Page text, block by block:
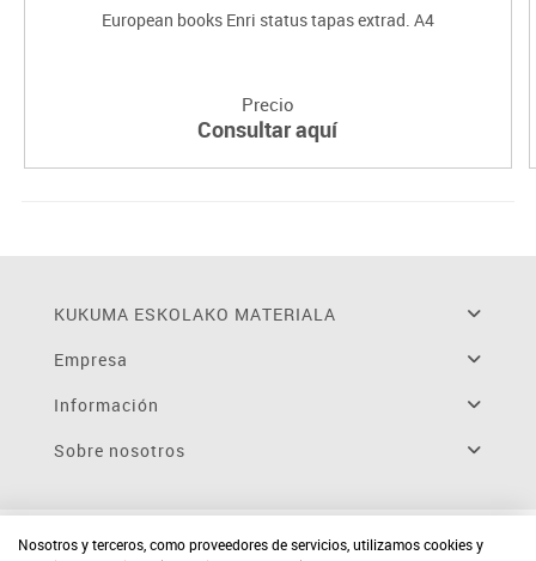
European books Enri status tapas extrad. A4
Precio
Consultar aquí
KUKUMA ESKOLAKO MATERIALA
Empresa
Información
Sobre nosotros
Nosotros y terceros, como proveedores de servicios, utilizamos cookies y